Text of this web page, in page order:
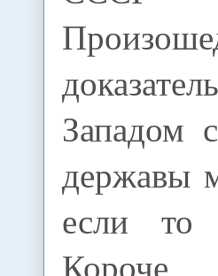
Западом
державы
если то